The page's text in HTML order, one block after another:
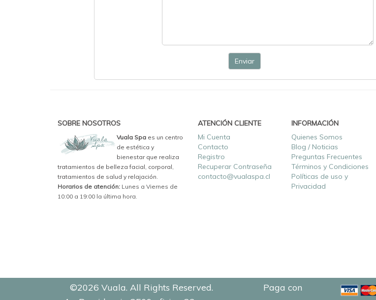
Enviar
SOBRE NOSOTROS
Vuala Spa es un centro
de estética y
bienestar que realiza
tratamientos de belleza facial, corporal,
tratamientos de salud y relajación.
Horarios de atención: Lunes a Viernes de
10:00 a 19:00 la última hora.
ATENCIÓN CLIENTE
Mi Cuenta
Contacto
Registro
Recuperar Contraseña
contacto@vualaspa.cl
INFORMACIÓN
Quienes Somos
Blog / Noticias
Preguntas Frecuentes
Términos y Condiciones
Políticas de uso y
Privacidad
©2026 Vuala. All Rights Reserved.
Paga con